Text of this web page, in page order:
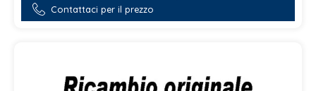
Contattaci per il prezzo